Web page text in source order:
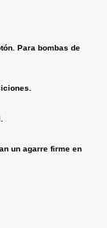
Para bombas de
un agarre firme en